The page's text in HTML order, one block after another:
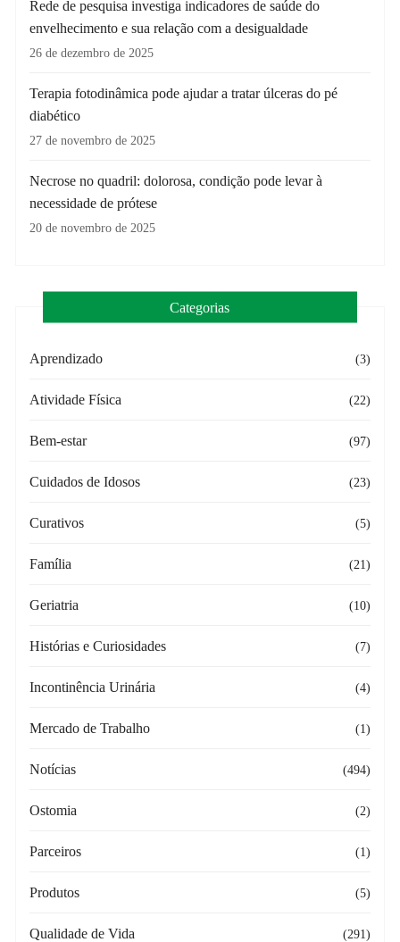
Rede de pesquisa investiga indicadores de saúde do
envelhecimento e sua relação com a desigualdade
26 de dezembro de 2025
Terapia fotodinâmica pode ajudar a tratar úlceras do pé
diabético
27 de novembro de 2025
Necrose no quadril: dolorosa, condição pode levar à
necessidade de prótese
20 de novembro de 2025
Categorias
Aprendizado (3)
Atividade Física (22)
Bem-estar (97)
Cuidados de Idosos (23)
Curativos (5)
Família (21)
Geriatria (10)
Histórias e Curiosidades (7)
Incontinência Urinária (4)
Mercado de Trabalho (1)
Notícias (494)
Ostomia (2)
Parceiros (1)
Produtos (5)
Qualidade de Vida (291)